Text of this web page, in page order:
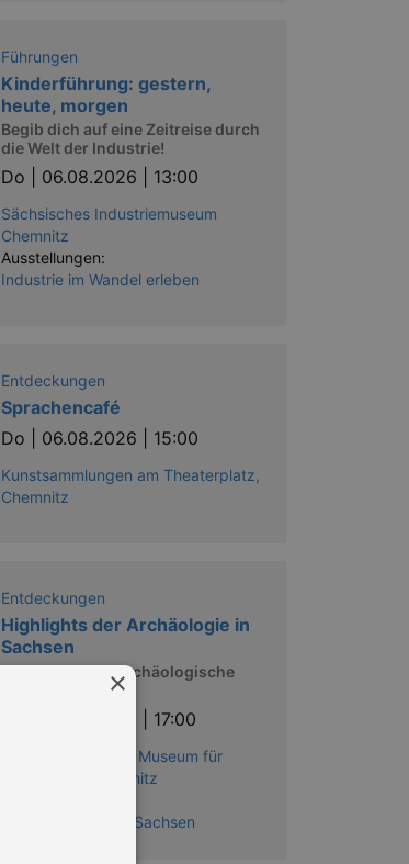
Führungen
Kinderführung: gestern,
heute, morgen
Begib dich auf eine Zeitreise durch
die Welt der Industrie!
Do | 06.08.2026 | 13:00
Sächsisches Industriemuseum
Chemnitz
Ausstellungen:
Industrie im Wandel erleben
Entdeckungen
Sprachencafé
Do | 06.08.2026 | 15:00
Kunstsammlungen am Theaterplatz,
Chemnitz
Entdeckungen
Highlights der Archäologie in
Sachsen
Einblicke in die archäologische
Dauerausstellung
06.08.2026 | 17:00
smac - Staatliches Museum für
Archäologie Chemnitz
Die Archäologie in Sachsen
×